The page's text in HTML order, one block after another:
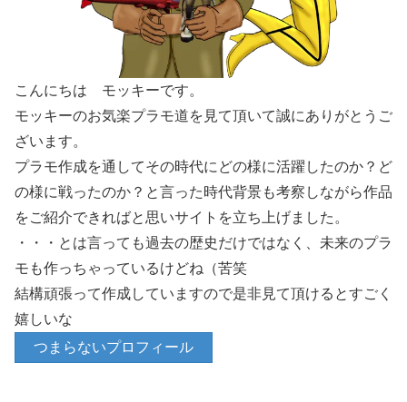
こんにちは モッキーです。
モッキーのお気楽プラモ道を見て頂いて誠にありがとうご
ざいます。
プラモ作成を通してその時代にどの様に活躍したのか？ど
の様に戦ったのか？と言った時代背景も考察しながら作品
をご紹介できればと思いサイトを立ち上げました。
・・・とは言っても過去の歴史だけではなく、未来のプラ
モも作っちゃっているけどね（苦笑
結構頑張って作成していますので是非見て頂けるとすごく
嬉しいな
つまらないプロフィール